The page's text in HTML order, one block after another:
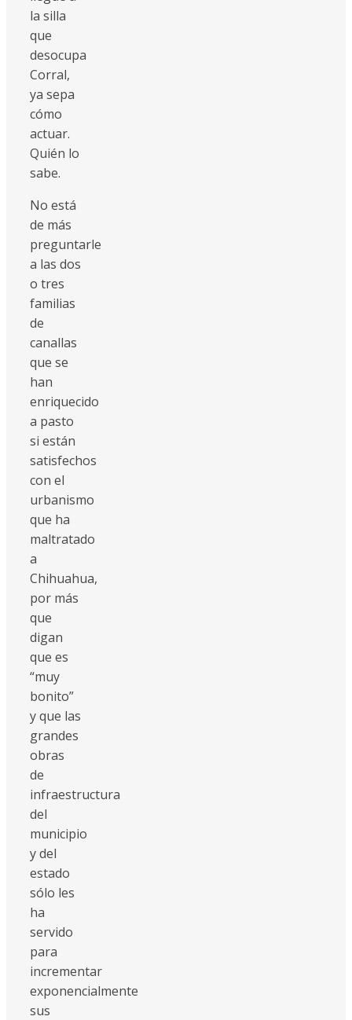
la silla
que
desocupa
Corral,
ya sepa
cómo
actuar.
Quién lo
sabe.
No está
de más
preguntarle
a las dos
o tres
familias
de
canallas
que se
han
enriquecido
a pasto
si están
satisfechos
con el
urbanismo
que ha
maltratado
a
Chihuahua,
por más
que
digan
que es
“muy
bonito”
y que las
grandes
obras
de
infraestructura
del
municipio
y del
estado
sólo les
ha
servido
para
incrementar
exponencialmente
sus